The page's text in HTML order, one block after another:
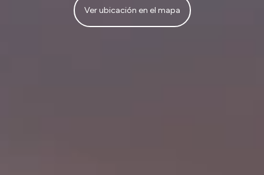
Ver ubicación en el mapa